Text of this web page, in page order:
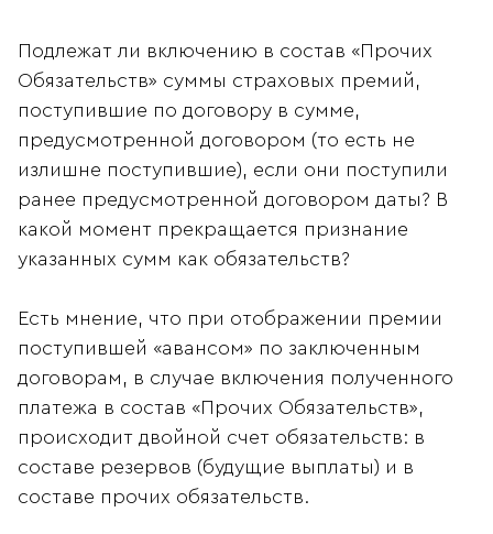
Подлежат ли включению в состав «Прочих
Обязательств» суммы страховых премий,
поступившие по договору в сумме,
предусмотренной договором (то есть не
излишне поступившие), если они поступили
ранее предусмотренной договором даты? В
какой момент прекращается признание
указанных сумм как обязательств?
Есть мнение, что при отображении премии
поступившей «авансом» по заключенным
договорам, в случае включения полученного
платежа в состав «Прочих Обязательств»,
происходит двойной счет обязательств: в
составе резервов (будущие выплаты) и в
составе прочих обязательств.